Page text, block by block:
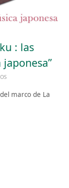
: las
marco de La